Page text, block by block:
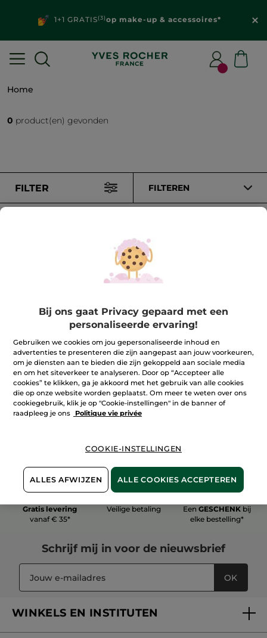
1+1 GRATIS(3)op make-up & accessoires*
Home
0 product(en) gevonden
FILTER FILTEREN
100% plantaardig
60 hectare
biologische velden
Meer zien
Gratis levering
vanaf € 35*
Veilige betaling EenGESCHENK bij
elke bestelling*
Schrijf mij in voor de nieuwsbrief
OK
WINKELS EN INSTITUTEN
Bij ons gaat Privacy gepaard met een
personaliseerde ervaring!
Gebruiken we cookies om jou gepersonaliseerde inhoud en
advertenties te presenteren die zijn aangepast aan jouw voorkeuren,
om je diensten aan te bieden die zijn gekoppeld aan sociale media
en om het siteverkeer te analyseren. Door op “Accepteer alle
cookies” te klikken, ga je akkoord met het gebruik van alle cookies
die op onze website worden geplaatst. Om meer te weten over ons
cookiegebruik, klik je op "Cookie-instellingen" in de banner of
raadpleeg je ons
Politique vie privée
COOKIE-INSTELLINGEN
ALLES AFWIJZEN ALLE COOKIES ACCEPTEREN